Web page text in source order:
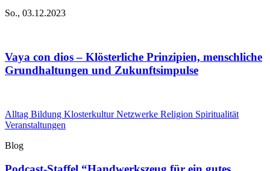
So., 03.12.2023
Vaya con dios – Klösterliche Prinzipien, menschliche
Grundhaltungen und Zukunftsimpulse
Alltag Bildung KlosterkulturNetzwerke Religion Spiritualität
Veranstaltungen
Blog